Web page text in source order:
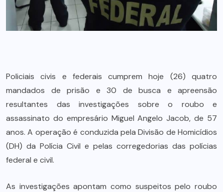
Policiais civis e federais cumprem hoje (26) quatro
mandados de prisão e 30 de busca e apreensão
resultantes das investigações sobre o roubo e
assassinato do empresário Miguel Angelo Jacob, de 57
anos. A operação é conduzida pela Divisão de Homicídios
(DH) da Polícia Civil e pelas corregedorias das polícias
federal e civil.
As investigações apontam como suspeitos pelo roubo